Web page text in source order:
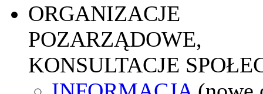
ORGANIZACJE
POZARZĄDOWE,
KONSULTACJE